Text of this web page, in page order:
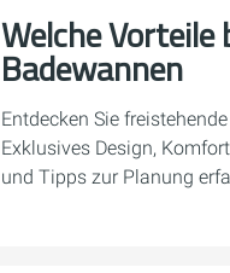
Welche
Badewannen
Entdecken Sie
Exklusives Design,
und Tipps zur Planung